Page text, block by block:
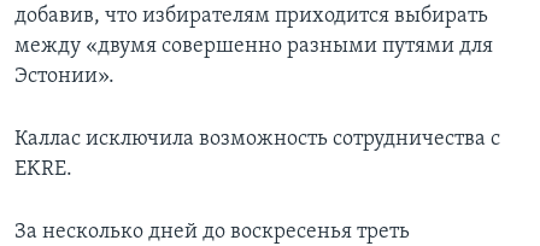
добавив, что избирателям приходится выбирать
между «двумя совершенно разными путями для
Эстонии».
Каллас исключила возможность сотрудничества с
EKRE.
За несколько дней до воскресенья треть